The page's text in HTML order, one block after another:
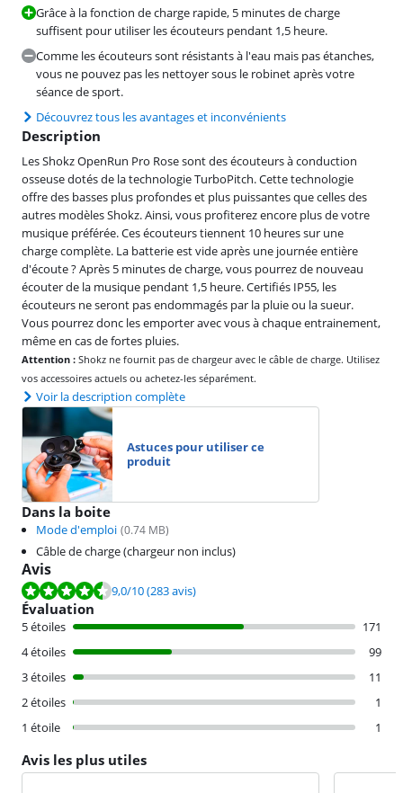
Grâce à la fonction de charge rapide, 5 minutes de charge
suffisent pour utiliser les écouteurs pendant 1,5 heure.
Comme les écouteurs sont résistants à l'eau mais pas étanches,
vous ne pouvez pas les nettoyer sous le robinet après votre
séance de sport.
Découvrez tous les avantages et inconvénients
Description
Les Shokz OpenRun Pro Rose sont des écouteurs à conduction
osseuse dotés de la technologie TurboPitch. Cette technologie
offre des basses plus profondes et plus puissantes que celles des
autres modèles Shokz. Ainsi, vous profiterez encore plus de votre
musique préférée. Ces écouteurs tiennent 10 heures sur une
charge complète. La batterie est vide après une journée entière
d'écoute ? Après 5 minutes de charge, vous pourrez de nouveau
écouter de la musique pendant 1,5 heure. Certifiés IP55, les
écouteurs ne seront pas endommagés par la pluie ou la sueur.
Vous pourrez donc les emporter avec vous à chaque entrainement,
même en cas de fortes pluies.
Attention : Shokz ne fournit pas de chargeur avec le câble de charge. Utilisez
vos accessoires actuels ou achetez-les séparément.
Voir la description complète
Astuces pour utiliser ce
produit
Dans la boite
Mode d'emploi (0.74 MB)
Câble de charge (chargeur non inclus)
Avis
La note est de 9,0 sur 10, basée sur 283 avis.
9,0/10(283 avis)
Évaluation
5 étoiles
171
4 étoiles
99
3 étoiles
11
2 étoiles
1
1 étoile
1
Avis les plus utiles